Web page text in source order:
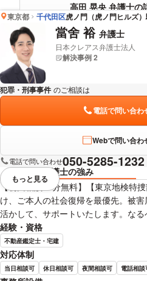
高田 晃央 弁護士の
東京都 千代田区虎ノ門（虎ノ門ヒルズ
當舍 裕 弁護士
日本クレアス弁護士法人
解決事例 2
犯罪・刑事事件 のご相談は
電話で問い合わ
Webで問い合わ
電話で問い合わせ050-5285-1232
弁護士の強み
【初回相談30分無料】【東京地検特
け、ご本人の社会復帰を最優先。被
活かして、サポートいたします。なる
経験・資格
不動産鑑定士・宅建
対応体制
当日相談可 休日相談可 夜間相談可 電話相談
視覚的に省略されている要素を
もっと見る